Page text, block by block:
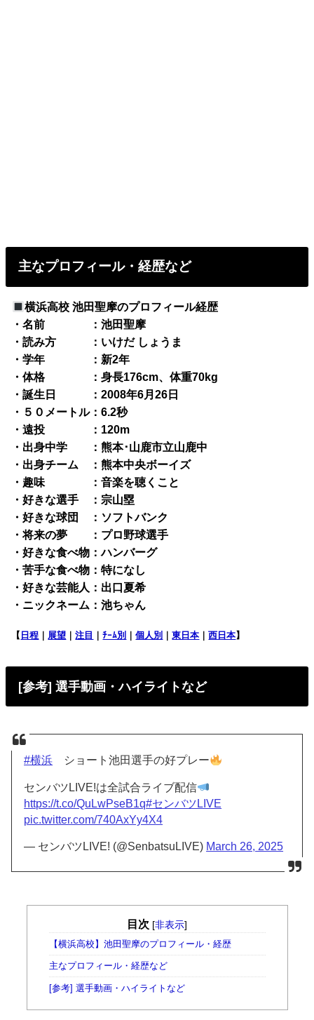
主なプロフィール・経歴など
横浜高校 池田聖摩のプロフィール経歴
・名前 ：池田聖摩
・読み方 ：いけだ しょうま
・学年 ：新2年
・体格 ：身長176cm、体重70kg
・誕生日 ：2008年6月26日
・５０メートル：6.2秒
・遠投 ：120m
・出身中学 ：熊本･山鹿市立山鹿中
・出身チーム ：熊本中央ボーイズ
・趣味 ：音楽を聴くこと
・好きな選手 ：宗山塁
・好きな球団 ：ソフトバンク
・将来の夢 ：プロ野球選手
・好きな食べ物：ハンバーグ
・苦手な食べ物：特になし
・好きな芸能人：出口夏希
・ニックネーム：池ちゃん
【 日程 ｜ 展望 ｜注目 ｜ﾁｰﾑ別 ｜個人別 ｜東日本 ｜西日本】
[参考] 選手動画・ハイライトなど
#横浜 ショート池田選手の好プレー
センバツLIVE!は全試合ライブ配信
https://t.co/QuLwPseB1q#センバツLIVE
pic.twitter.com/740AxYy4X4
— センバツLIVE! (@SenbatsuLIVE) March 26, 2025
目次 [非表示]
【横浜高校】池田聖摩のプロフィール・経歴
主なプロフィール・経歴など
[参考] 選手動画・ハイライトなど